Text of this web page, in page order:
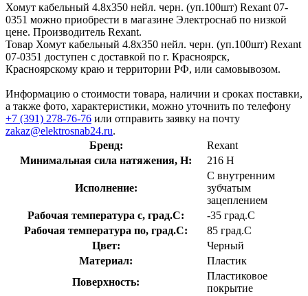
Хомут кабельный 4.8х350 нейл. черн. (уп.100шт) Rexant 07-
0351 можно приобрести в магазине Электроснаб по низкой
цене. Производитель Rexant.
Товар Хомут кабельный 4.8х350 нейл. черн. (уп.100шт) Rexant
07-0351 доступен с доставкой по г. Красноярск,
Красноярскому краю и территории РФ, или самовывозом.
Информацию о стоимости товара, наличии и сроках поставки,
а также фото, характеристики, можно уточнить по телефону
+7 (391) 278-76-76 или отправить заявку на почту
zakaz@elektrosnab24.ru.
Бренд:
Rexant
Минимальная сила натяжения, Н:
216 Н
Исполнение:
С внутренним
зубчатым
зацеплением
Рабочая температура с, град.C:
-35 град.C
Рабочая температура по, град.C:
85 град.C
Цвет:
Черный
Материал:
Пластик
Поверхность:
Пластиковое
покрытие